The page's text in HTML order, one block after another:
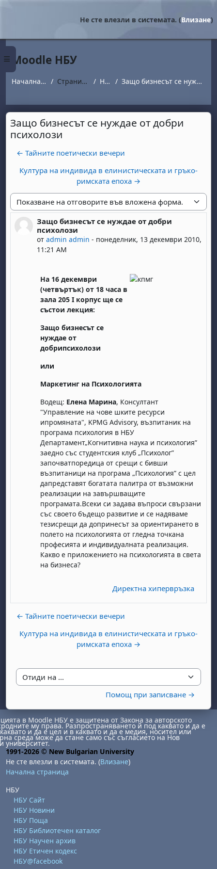
Страничен панел
Не сте влезли в системата. (Влизане)
Moodle НБУ
Начална страница Страници от сайта Новини Защо бизнесът се нуждае от добри психолози
Защо бизнесът се нуждае от добри
психолози
← Тайните поетически вечери
Култура на индивида в елинистическата и гръко-
римската епоха →
Начин на показване
Защо бизнесът се нуждае от добри
психолози
от admin admin - понеделник, 13 декември 2010,
11:21 AM
Number of replies: 0
На 16 декември
(четвъртък) от 18 часа в
зала 205 І корпус ще се
състои лекция:
Защо бизнесът се
нуждае от
добрипсихолози
или
Маркетинг на Психологията
Водещ: Елена Марина, Консултант
"Управление на чове шките ресурси
ипромяната", KPMG Advisory, възпитаник на
програма психология в НБУ
Департамент„Когнитивна наука и психология”
заедно със студентския клуб „Психолог”
започватпоредица от срещи с бивши
възпитаници на програма „Психология” с цел
дапредставят богатата палитра от възможни
реализации на завършващите
програмата.Всеки си задава въпроси свързани
със своето бъдещо развитие и се надяваме
тезисрещи да допринесът за ориентирането в
полето на психологията от гледна точкана
професията и индивидуалната реализация.
Какво е приложението на психологията в света
на бизнеса?
Директна хипервръзка
← Тайните поетически вечери
Култура на индивида в елинистическата и гръко-
римската епоха →
Отиди на ...
Помощ при записване →
1 август
неделя, 2 август
8 август
неделя, 9 август
15 август
неделя, 16 август
22 август
неделя, 23 август
в Moodle НБУ е защитена от Закона за авторското
му права. Разпространяването й под каквато и да е
и да е цел и в каквато и да е медия, носител или
среда може да стане само със съгласието на Нов
университет.
1991-2026 © New Bulgarian University
Не сте влезли в системата. (Влизане)
Начална страница
НБУ
НБУ Сайт
НБУ Новини
НБУ Поща
НБУ Библиотечен каталог
НБУ Научен архив
НБУ Етичен кодекс
НБУ@facebook